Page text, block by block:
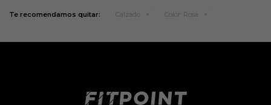
Te recomendamos quitar: Calzado Color: Rosa